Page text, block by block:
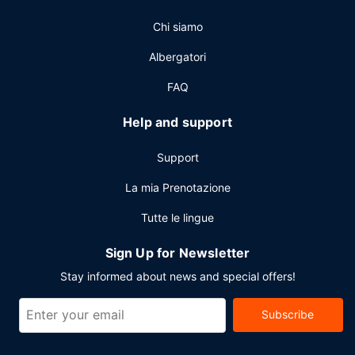
Potrai usufruire di servizio auto o limousine, un pratico
aperta 24 ore su 24. Un hotel offre 4 sale riunioni
Chi siamo
Albergatori
FAQ
Help and support
Support
La mia Prenotazione
Tutte le lingue
Sign Up for Newsletter
Stay informed about news and special offers!
Subscribe